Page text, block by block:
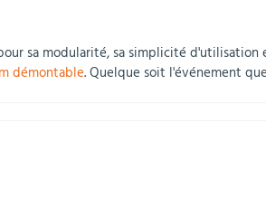
sa modularité, sa simplicité
démontable. Quelque soit l'événement